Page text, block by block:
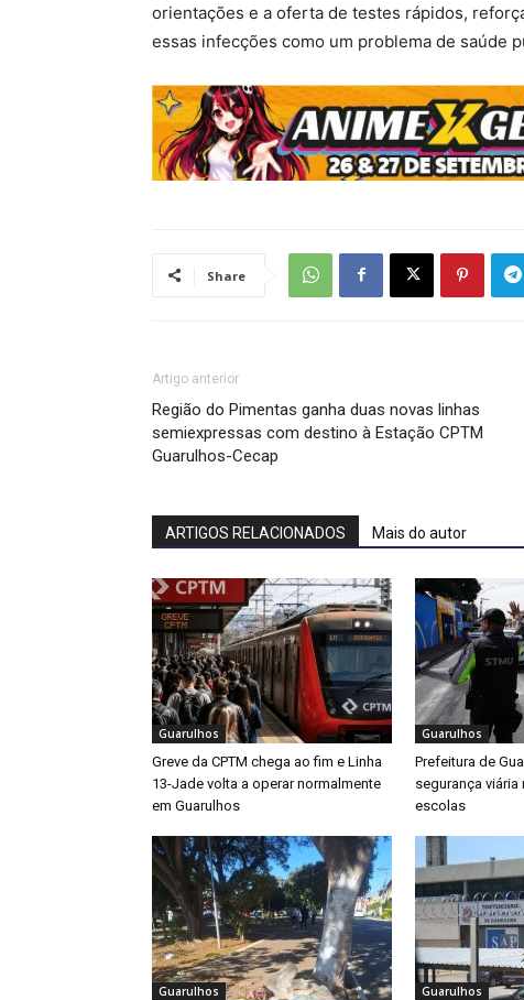
orientações e a oferta de testes rápidos,
essas infecções como um problema de saúde
Share
Artigo anterior
Região do Pimentas ganha duas novas linhas
semiexpressas com destino à Estação CPTM
Guarulhos-Cecap
ARTIGOS RELACIONADOS Mais do autor
Guarulhos
Greve da CPTM chega ao fim e Linha
13-Jade volta a operar normalmente
em Guarulhos
Guarulhos
Prefeitura de
segurança
escolas
Guarulhos Guarulhos